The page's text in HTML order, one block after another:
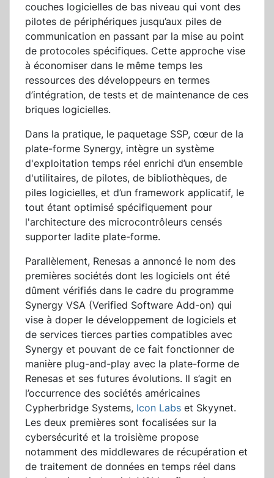
couches logicielles de bas niveau qui vont des
pilotes de périphériques jusqu’aux piles de
communication en passant par la mise au point
de protocoles spécifiques. Cette approche vise
à économiser dans le même temps les
ressources des développeurs en termes
d’intégration, de tests et de maintenance de ces
briques logicielles.
Dans la pratique, le paquetage SSP, cœur de la
plate-forme Synergy, intègre un système
d'exploitation temps réel enrichi d’un ensemble
d'utilitaires, de pilotes, de bibliothèques, de
piles logicielles, et d’un framework applicatif, le
tout étant optimisé spécifiquement pour
l'architecture des microcontrôleurs censés
supporter ladite plate-forme.
Parallèlement, Renesas a annoncé le nom des
premières sociétés dont les logiciels ont été
dûment vérifiés dans le cadre du programme
Synergy VSA (Verified Software Add-on) qui
vise à doper le développement de logiciels et
de services tierces parties compatibles avec
Synergy et pouvant de ce fait fonctionner de
manière plug-and-play avec la plate-forme de
Renesas et ses futures évolutions. Il s’agit en
l’occurrence des sociétés américaines
Cypherbridge Systems, Icon Labs et Skyynet.
Les deux premières sont focalisées sur la
cybersécurité et la troisième propose
notamment des middlewares de récupération et
de traitement de données en temps réel dans